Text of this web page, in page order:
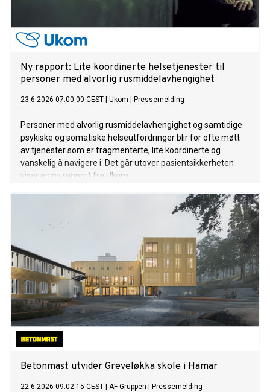
Ny rapport: Lite koordinerte helsetjenester til
personer med alvorlig rusmiddelavhengighet
23.6.2026 07:00:00 CEST Ukom Pressemelding
Personer med alvorlig rusmiddelavhengighet og samtidige
psykiske og somatiske helseutfordringer blir for ofte møtt
av tjenester som er fragmenterte, lite koordinerte og
vanskelig å navigere i. Det går utover pasientsikkerheten
viser en ny rapport fra Ukom.
Betonmast utvider Greveløkka skole i Hamar
22.6.2026 09:02:15 CEST AF Gruppen Pressemelding